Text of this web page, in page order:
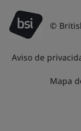
©
Aviso de
Mapa